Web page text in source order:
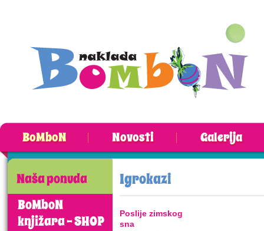
BoMboN Novosti Galerija
Naša ponuda
BoMboN
knjižara - SHOP
Igrokazi
Poslije zimskog
sna